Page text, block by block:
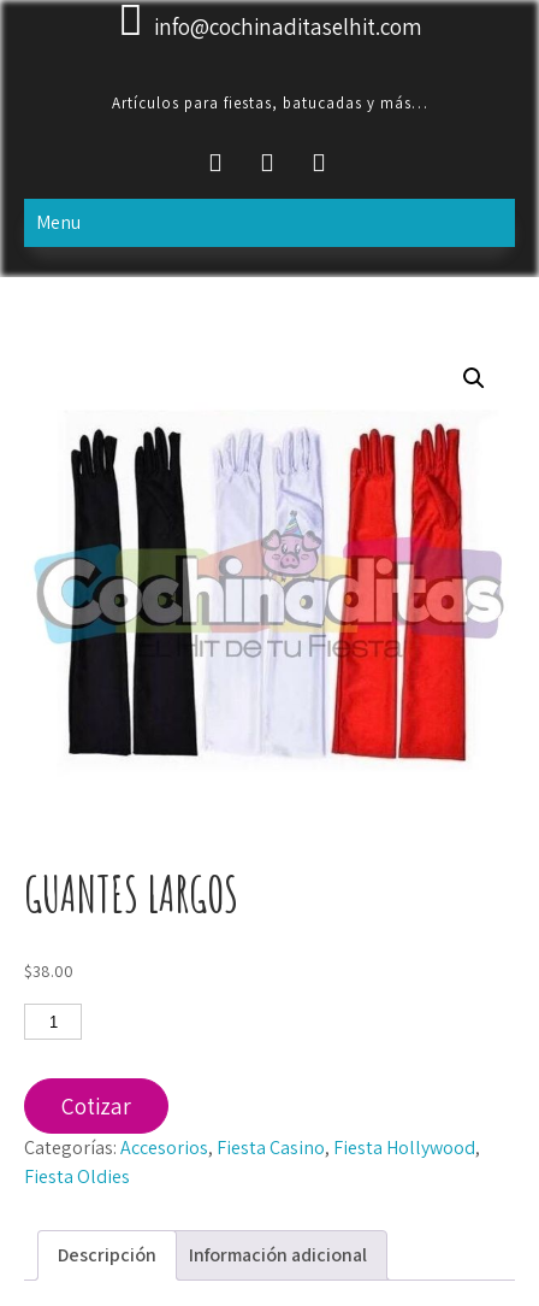
Skip
info@cochinaditaselhit.com
Artículos para fiestas, batucadas y más…
Menu
GUANTES LARGOS
$38.00
Guantes
largos
cantidad
Cotizar
Categorías:Accesorios, Fiesta Casino, Fiesta Hollywood,
Fiesta Oldies
Descripción Información adicional